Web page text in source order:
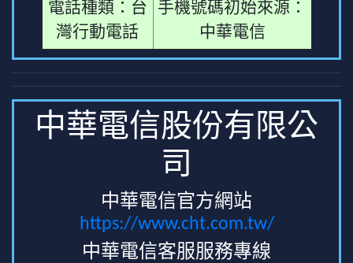
電話種類：台
灣行動電話
手機號碼初始來源：
中華電信
中華電信股份有限公
司
中華電信官方網站
https://www.cht.com.tw/
中華電信客服服務專線